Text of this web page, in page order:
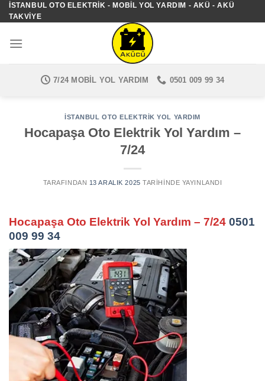
İçeriğe
atla
İSTANBUL OTO ELEKTRIK - MOBIL YOL YARDIM - AKÜ - AKÜ
TAKVIYE
7/24 MOBIL YOL YARDIM 0501 009 99 34
İSTANBUL OTO ELEKTRIK YOL YARDIM
Hocapaşa Oto Elektrik Yol Yardım –
7/24
TARAFINDAN 13 ARALIK 2025 TARIHINDE YAYINLANDI
Hocapaşa Oto Elektrik Yol Yardım – 7/24 0501
009 99 34